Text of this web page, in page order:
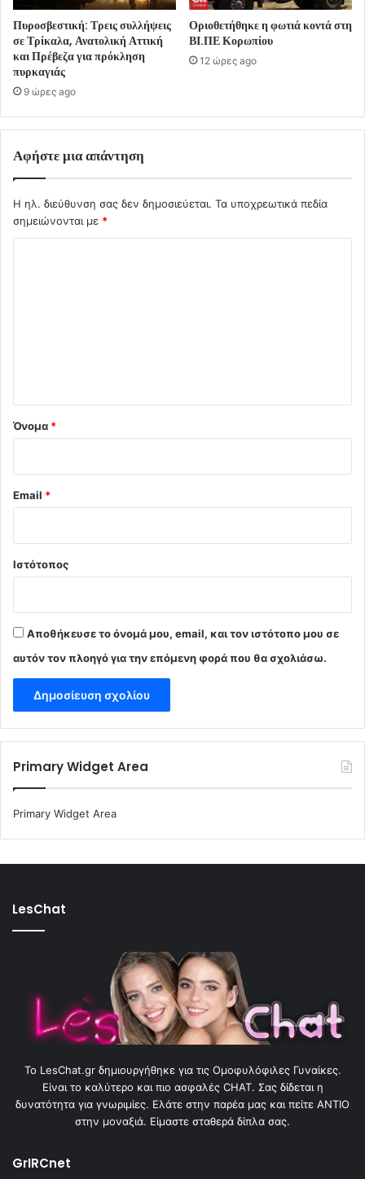
Πυροσβεστική: Τρεις συλλήψεις
σε Τρίκαλα, Ανατολική Αττική
και Πρέβεζα για πρόκληση
πυρκαγιάς
9 ώρες ago
Οριοθετήθηκε η φωτιά κοντά στη
ΒΙ.ΠΕ Κορωπίου
12 ώρες ago
Αφήστε μια απάντηση
Η ηλ. διεύθυνση σας δεν δημοσιεύεται. Τα υποχρεωτικά πεδία
σημειώνονται με *
Όνομα *
Email *
Ιστότοπος
Αποθήκευσε το όνομά μου, email, και τον ιστότοπο μου σε
αυτόν τον πλοηγό για την επόμενη φορά που θα σχολιάσω.
Primary Widget Area
Primary Widget Area
LesChat
To LesChat.gr δημιουργήθηκε για τις Ομοφυλόφιλες Γυναίκες.
Είναι το καλύτερο και πιο ασφαλές CHAT. Σας δίδεται η
δυνατότητα για γνωριμίες. Ελάτε στην παρέα μας και πείτε ΑΝΤΙΟ
στην μοναξιά. Είμαστε σταθερά δίπλα σας.
GrIRCnet